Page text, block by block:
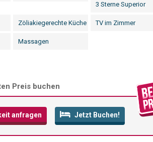
3 Sterne Superior
Zöliakiegerechte Küche TV im Zimmer
Massagen
Preis buchen
anfragen Jetzt Buchen!